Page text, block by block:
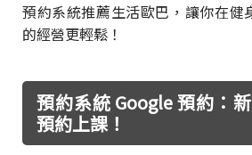
預約系統推薦生活歐巴，讓你在健
的經營更輕鬆！
預約系統 Google 預約：
預約上課！